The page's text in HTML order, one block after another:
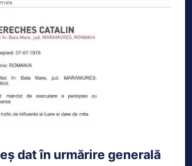
dat în urmărire generală